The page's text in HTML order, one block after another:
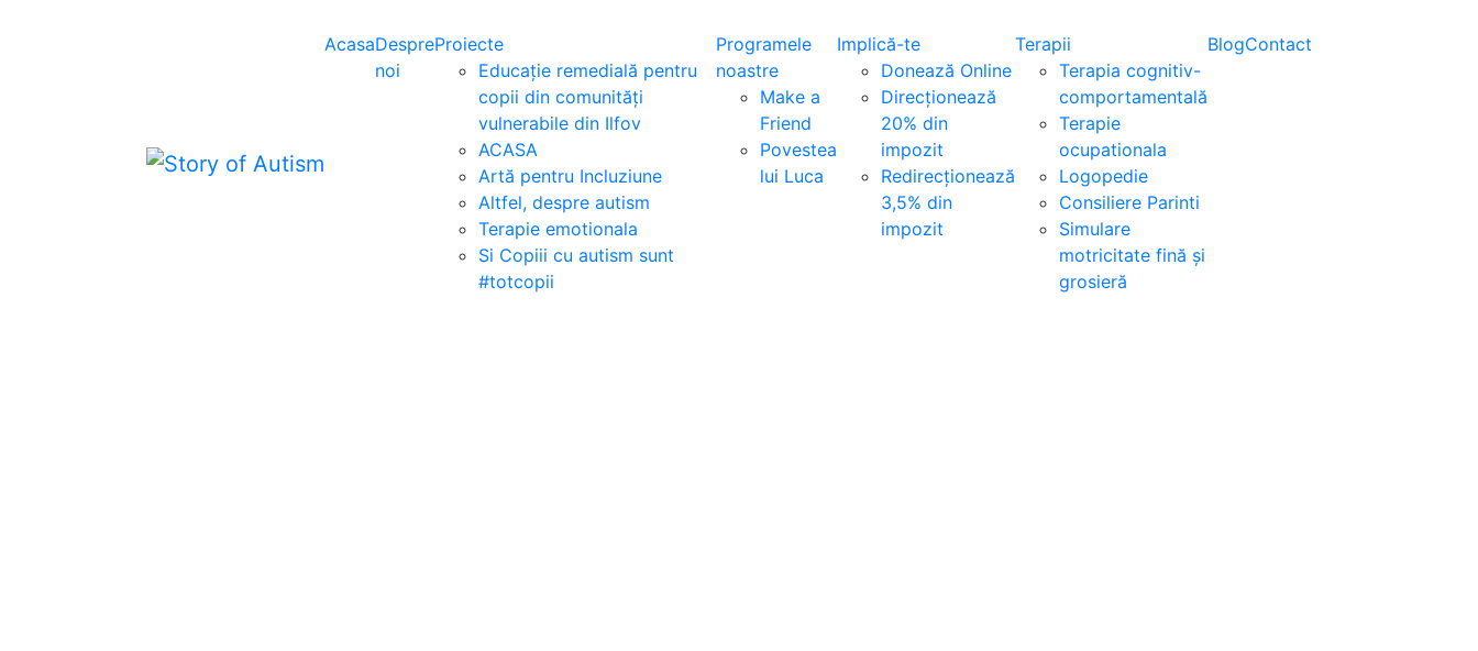
AcasaDespre
noi
Proiecte
Educație remedială pentru
copii din comunități
vulnerabile din Ilfov
ACASA
Artă pentru Incluziune
Altfel, despre autism
Terapie emotionala
Si Copiii cu autism sunt
#totcopii
Programele
noastre
Make a
Friend
Povestea
lui Luca
Implică-te
Donează Online
Direcționează
20% din
impozit
Redirecționează
3,5% din
impozit
Terapii
Terapia cognitiv-
comportamentală
Terapie
ocupationala
Logopedie
Consiliere Parinti
Simulare
motricitate fină și
grosieră
BlogContact